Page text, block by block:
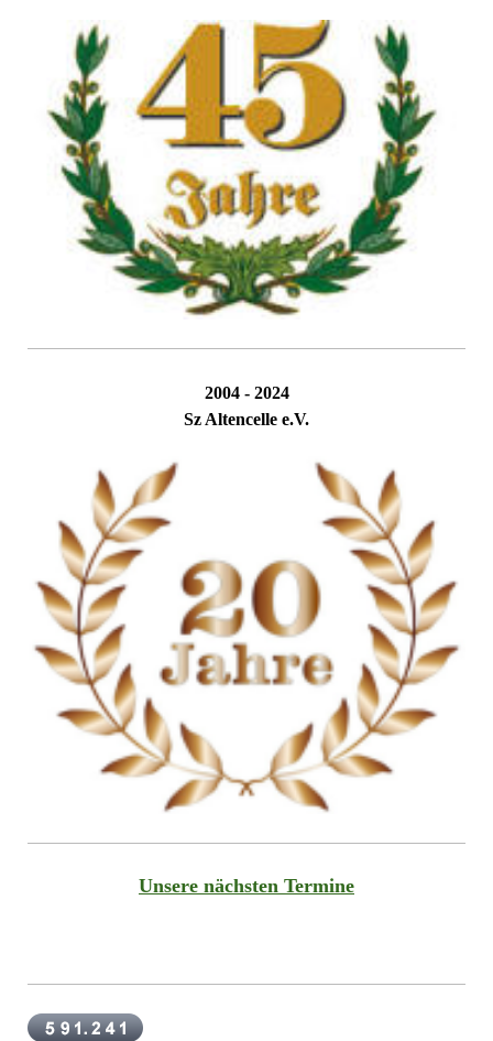
2004 - 2024
Sz Altencelle e.V.
Unsere nächsten Termine